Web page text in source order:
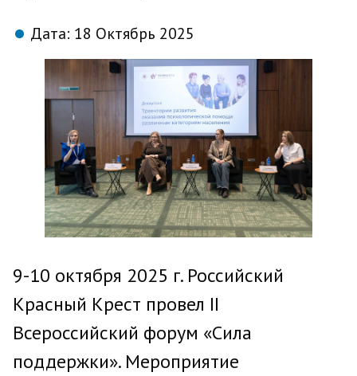
Дата: 18 Октябрь 2025
9-10 октября 2025 г. Российский
Красный Крест провел II
Всероссийский форум «Сила
поддержки». Мероприятие